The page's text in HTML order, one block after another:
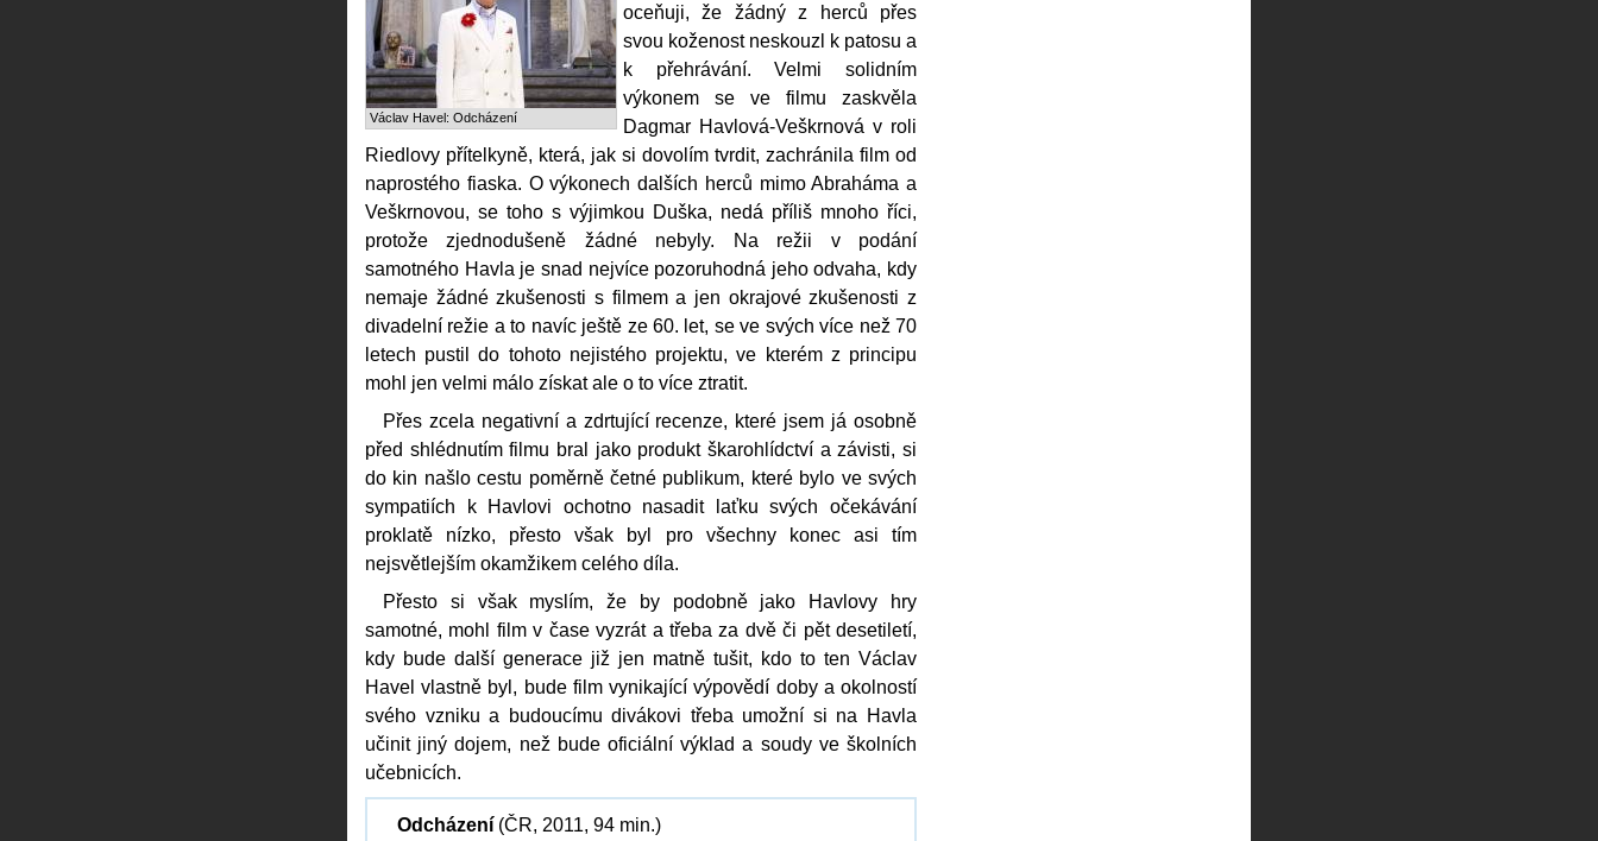
Václav Havel: Odcházení
oceňuji, že žádný z herců přes
svou koženost neskouzl k patosu a
k přehrávání. Velmi solidním
výkonem se ve filmu zaskvěla
Dagmar Havlová-Veškrnová v roli
Riedlovy přítelkyně, která, jak si dovolím tvrdit, zachránila film od
naprostého fiaska. O výkonech dalších herců mimo Abraháma a
Veškrnovou, se toho s výjimkou Duška, nedá příliš mnoho říci,
protože zjednodušeně žádné nebyly. Na režii v podání
samotného Havla je snad nejvíce pozoruhodná jeho odvaha, kdy
nemaje žádné zkušenosti s filmem a jen okrajové zkušenosti z
divadelní režie a to navíc ještě ze 60. let, se ve svých více než 70
letech pustil do tohoto nejistého projektu, ve kterém z principu
mohl jen velmi málo získat ale o to více ztratit.
Přes zcela negativní a zdrtující recenze, které jsem já osobně
před shlédnutím filmu bral jako produkt škarohlídctví a závisti, si
do kin našlo cestu poměrně četné publikum, které bylo ve svých
sympatiích k Havlovi ochotno nasadit laťku svých očekávání
proklatě nízko, přesto však byl pro všechny konec asi tím
nejsvětlejším okamžikem celého díla.
Přesto si však myslím, že by podobně jako Havlovy hry
samotné, mohl film v čase vyzrát a třeba za dvě či pět desetiletí,
kdy bude další generace již jen matně tušit, kdo to ten Václav
Havel vlastně byl, bude film vynikající výpovědí doby a okolností
svého vzniku a budoucímu divákovi třeba umožní si na Havla
učinit jiný dojem, než bude oficiální výklad a soudy ve školních
učebnicích.
Odcházení (ČR, 2011, 94 min.)